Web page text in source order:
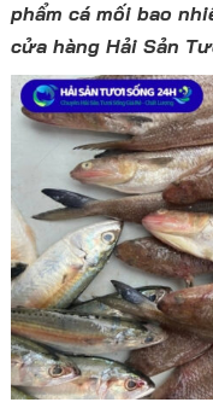
phẩm cá mối bao
cửa hàng Hải Sản